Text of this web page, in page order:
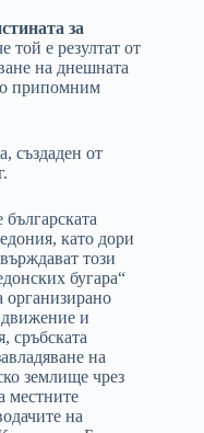
за
той е резултат от
на днешната
припомним
създаден от
като дори
този
бугара“
организирано
движение и
сръбската
на
землище чрез
местните
на